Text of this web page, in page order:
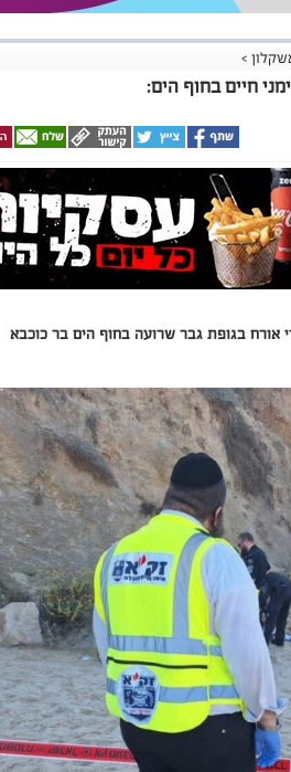
>
7:00 הבחינו עוברי אורח בגופת גבר שרועה בחוף הים בר כוכבא